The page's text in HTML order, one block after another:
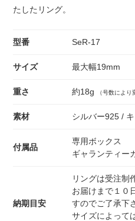
たしたリング。
型番 SeR-17
サイズ 最大幅19mm
重さ 約18g （号数により
素材 シルバー925 /
付属品
専用ボックス
ギャランティー
納期目安
リングは受注制
お届けまで１０
すのでご了承下
サイズによって